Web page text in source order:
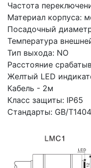
Частота
Материал корпуса:
Посадочный
Температура
Тип выхода: NO
Расстояние
Желтый LED
Кабель - 2м
Класс защиты: IP65
Стандарты: GB/